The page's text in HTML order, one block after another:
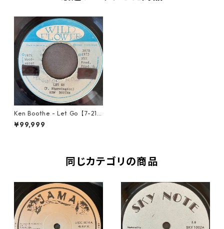
Ken Boothe - Let Go【7-217
87】
¥99,999
同じカテゴリの商品